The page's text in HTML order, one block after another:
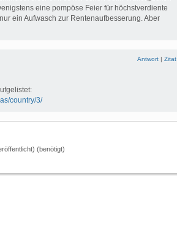
eine pompöse Feier für höchstverdiente
ein Aufwasch zur Rentenaufbesserung. Aber
Antwort | Zitat
country/3/
(benötigt)